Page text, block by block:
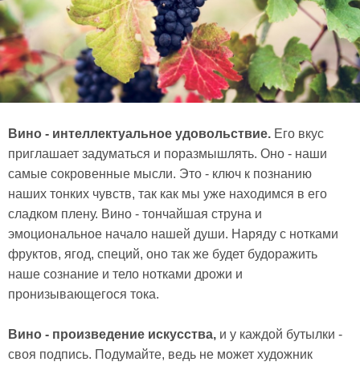
Вино - интеллектуальное удовольствие. Его вкус
приглашает задуматься и поразмышлять. Оно - наши
самые сокровенные мысли. Это - ключ к познанию
наших тонких чувств, так как мы уже находимся в его
сладком плену. Вино - тончайшая струна и
эмоциональное начало нашей души. Наряду с нотками
фруктов, ягод, специй, оно так же будет будоражить
наше сознание и тело нотками дрожи и
пронизывающегося тока.
Вино - произведение искусства, и у каждой бутылки -
своя подпись. Подумайте, ведь не может художник